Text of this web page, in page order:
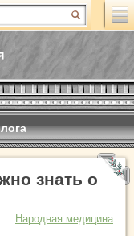
знать о
Народная медицина